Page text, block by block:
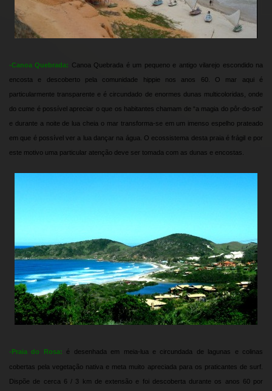
-Canoa Quebrada: Canoa Quebrada é um pequeno e antigo vilarejo escondido na
encosta e descoberto pela comunidade hippie nos anos 60. O mar aqui é
particularmente transparente e é circundado de enormes dunas multicoloridas, onde
do cume é possível apreciar o que os habitantes chamam de “a magia do pôr-do-sol”
e durante a noite de lua cheia o mar transforma-se em um imenso espelho prateado
em que é possível ver a lua dançar na água. O ecossistema desta praia é frágil e por
este motivo uma particular atenção deve ser tomada com as dunas e encostas.
-Praia do Rosa: é desenhada em meia-lua e circundada de lagunas e colinas
cobertas pela vegetação nativa e meta muito apreciada para os praticantes de surf.
Dispõe de cerca 6 / 3 km de extensão e foi descoberta durante os anos 60 por